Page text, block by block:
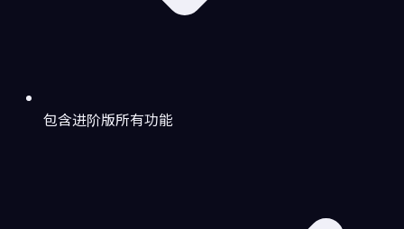
包含进阶版所有功能